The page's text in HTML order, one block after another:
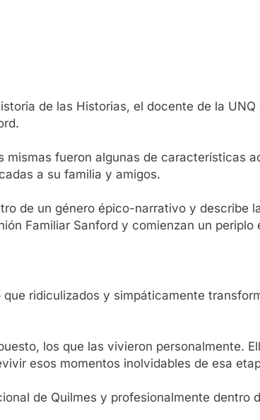
de las Historias, el docente de la
fueron algunas de características
a su familia y amigos.
de un género épico-narrativo y describe
Familiar Sanford y comienzan un
ridiculizados y simpáticamente
los que las vivieron personalmente.
esos momentos inolvidables de esa
de Quilmes y profesionalmente dentro